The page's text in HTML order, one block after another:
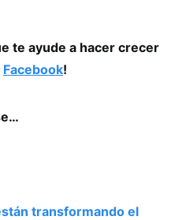
te ayude a hacer crecer
Facebook!
transformando el